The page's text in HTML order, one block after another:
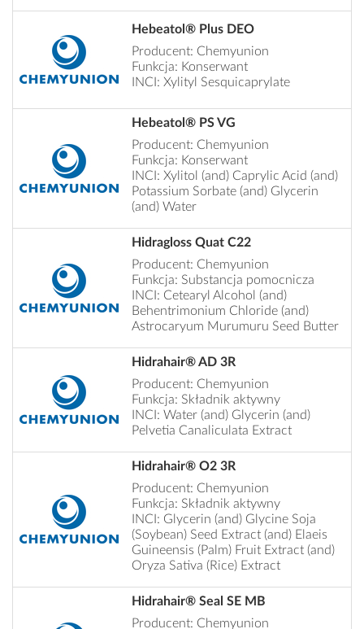
Hebeatol® Plus DEO
Producent: Chemyunion
Funkcja: Konserwant
INCI: Xylityl Sesquicaprylate
Hebeatol® PS VG
Producent: Chemyunion
Funkcja: Konserwant
INCI: Xylitol (and) Caprylic Acid (and)
Potassium Sorbate (and) Glycerin
(and) Water
Hidragloss Quat C22
Producent: Chemyunion
Funkcja: Substancja pomocnicza
INCI: Cetearyl Alcohol (and)
Behentrimonium Chloride (and)
Astrocaryum Murumuru Seed Butter
Hidrahair® AD 3R
Producent: Chemyunion
Funkcja: Składnik aktywny
INCI: Water (and) Glycerin (and)
Pelvetia Canaliculata Extract
Hidrahair® O2 3R
Producent: Chemyunion
Funkcja: Składnik aktywny
INCI: Glycerin (and) Glycine Soja
(Soybean) Seed Extract (and) Elaeis
Guineensis (Palm) Fruit Extract (and)
Oryza Sativa (Rice) Extract
Hidrahair® Seal SE MB
Producent: Chemyunion